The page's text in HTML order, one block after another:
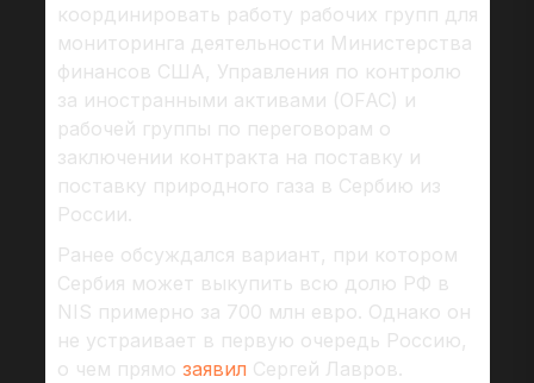
координировать работу рабочих групп для
мониторинга деятельности Министерства
финансов США, Управления по контролю
за иностранными активами (OFAC) и
рабочей группы по переговорам о
заключении контракта на поставку и
поставку природного газа в Сербию из
России.
Ранее обсуждался вариант, при котором
Сербия может выкупить всю долю РФ в
NIS примерно за 700 млн евро. Однако он
не устраивает в первую очередь Россию,
о чем прямо заявил Сергей Лавров.